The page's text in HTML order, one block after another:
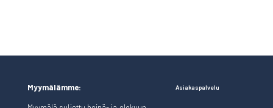
Myymälämme: Asiakaspalvelu